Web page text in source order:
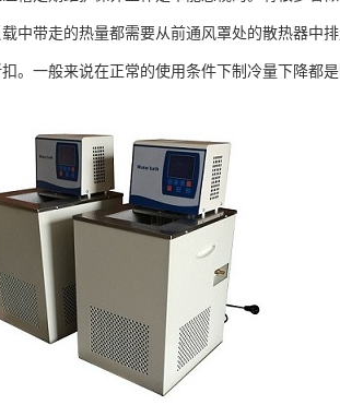
中带走的热量都需要从前通风罩处的散热器中
。一般来说在正常的使用条件下制冷量下降都